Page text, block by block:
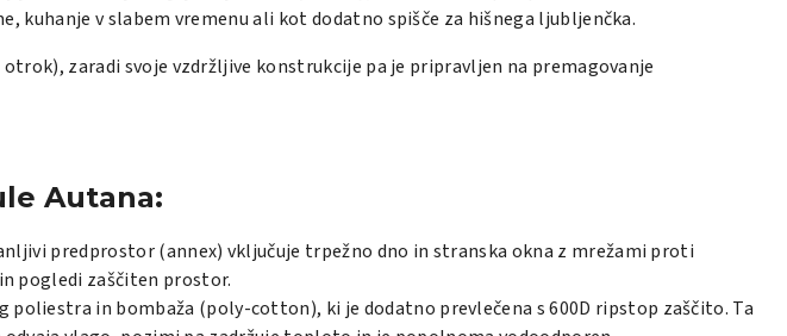
v slabem vremenu ali kot dodatno spišče za hišnega ljubljenčka.
zaradi svoje vzdržljive konstrukcije pa je pripravljen na premagovanje
Autana:
predprostor (annex) vključuje trpežno dno in stranska okna z mrežami proti
pogledi zaščiten prostor.
in bombaža (poly-cotton), ki je dodatno prevlečena s 600D ripstop zaščito. Ta